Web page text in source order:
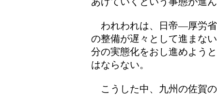
われわれは、日帝―厚労
の整備が遅々として進まな
分の実態化をおし進めよう
はならない。
こうした中、九州の佐賀